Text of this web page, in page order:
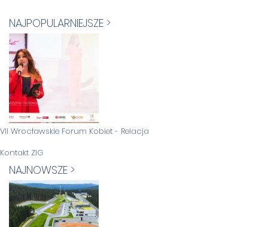
NAJPOPULARNIEJSZE >
VII Wrocławskie Forum Kobiet - Relacja
Kontakt ZIG
NAJNOWSZE >